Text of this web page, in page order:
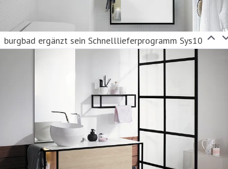
burgbad ergänzt sein Schnelllieferprogramm Sys10